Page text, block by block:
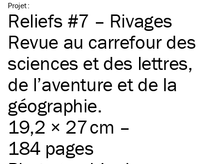
Projet:
Reliefs #7 – Rivages
Revue au carrefour des
sciences et des lettres,
de l’aventure et de la
géographie.
19,2 × 27 cm –
184 pages